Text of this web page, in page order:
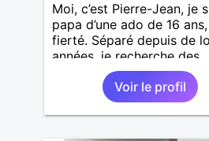
Moi, c’est Pierre-Jean, je
papa d’une ado de 16
fierté. Séparé depuis de
années, je recherche des
affinités amicales afin de
rompre une solitude
difficile à gérer ainsi que
le vague à l’âme. L’amitié
Voir le profil